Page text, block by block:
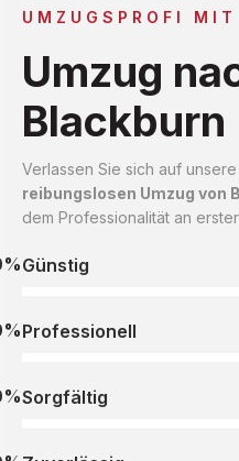
UMZUGSPROFI MIT
Umzug
Blackburn
Verlassen Sie sich auf
reibungslosen Umzug von
dem Professionalität an
Günstig
Professionell
Sorgfältig